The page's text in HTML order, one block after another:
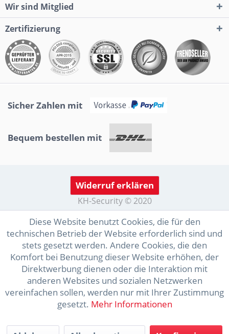
Wir sind Mitglied
Zertifizierung
Sicher Zahlen mit
Bequem bestellen mit
Widerruf erklären
KH-Security © 2020
Diese Website benutzt Cookies, die für den
technischen Betrieb der Website erforderlich sind und
stets gesetzt werden. Andere Cookies, die den
Komfort bei Benutzung dieser Website erhöhen, der
Direktwerbung dienen oder die Interaktion mit
anderen Websites und sozialen Netzwerken
vereinfachen sollen, werden nur mit Ihrer Zustimmung
gesetzt. Mehr Informationen